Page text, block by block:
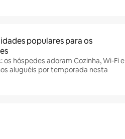
populares para os
os hóspedes adoram Cozinha, Wi-Fi e
aluguéis por temporada nesta